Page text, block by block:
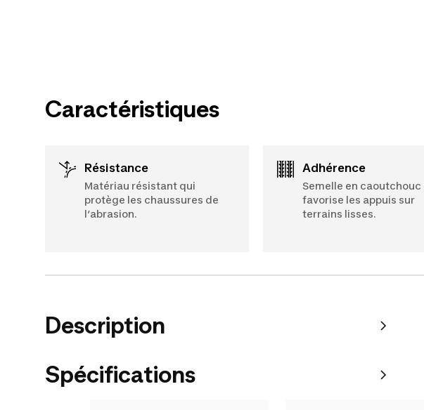
Caractéristiques
Résistance
Matériau résistant qui
protège les chaussures de
l’abrasion.
Adhérence
Semelle en caoutchouc
favorise les appuis sur
terrains lisses.
Description
Spécifications